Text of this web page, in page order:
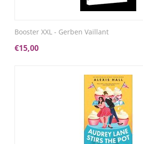
Booster XXL - Gerben Vaillant
€15,00